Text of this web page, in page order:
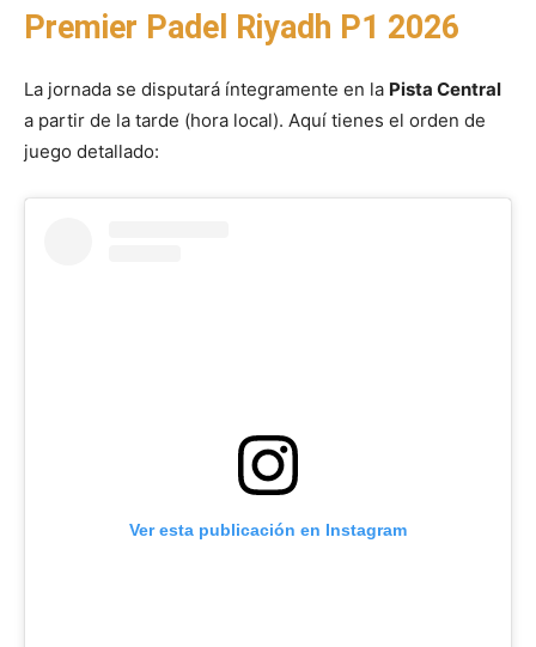
Premier Padel Riyadh P1 2026
La jornada se disputará íntegramente en la Pista Central
a partir de la tarde (hora local). Aquí tienes el orden de
juego detallado:
Ver esta publicación en Instagram